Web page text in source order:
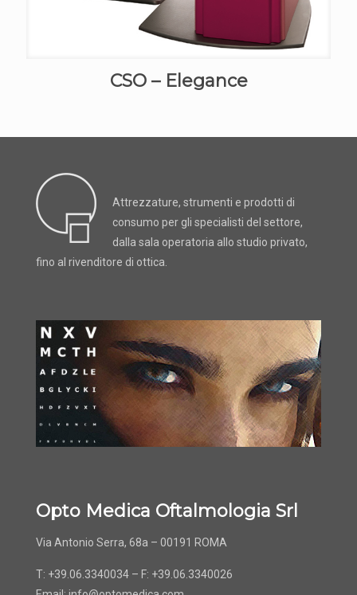
CSO – Elegance
Attrezzature, strumenti e prodotti di
consumo per gli specialisti del settore,
dalla sala operatoria allo studio privato,
fino al rivenditore di ottica.
Opto Medica Oftalmologia Srl
Via Antonio Serra, 68a – 00191 ROMA
T: +39.06.3340034 – F: +39.06.3340026